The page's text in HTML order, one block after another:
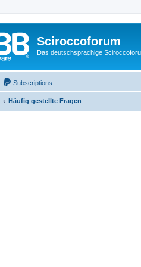
Sciroccoforum
Das deutschsprachige
Subscriptions
Häufig gestellte Fragen